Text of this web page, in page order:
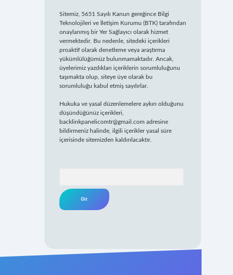
Sitemiz, 5651 Sayılı Kanun gereğince Bilgi
Teknolojileri ve İletişim Kurumu (BTK) tarafından
onaylanmış bir Yer Sağlayıcı olarak hizmet
vermektedir. Bu nedenle, sitedeki içerikleri
proaktif olarak denetleme veya araştırma
yükümlülüğümüz bulunmamaktadır. Ancak,
üyelerimiz yazdıkları içeriklerin sorumluluğunu
taşımakta olup, siteye üye olarak bu
sorumluluğu kabul etmiş sayılırlar.
Hukuka ve yasal düzenlemelere aykırı olduğunu
düşündüğünüz içerikleri,
backlinkpanelicomtr@gmail.com adresine
bildirmeniz halinde, ilgili içerikler yasal süre
içerisinde sitemizden kaldırılacaktır.